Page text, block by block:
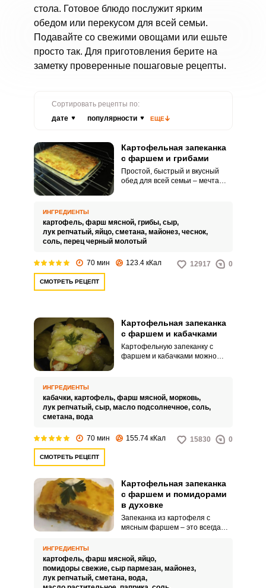
стола. Готовое блюдо послужит ярким
обедом или перекусом для всей семьи.
Подавайте со свежими овощами или ешьте
просто так. Для приготовления берите на
заметку проверенные пошаговые рецепты.
Сортировать рецепты по:
дате
популярности ЕЩЕ
Картофельная запеканка
с фаршем и грибами
Простой, быстрый и вкусный
обед для всей семьи – мечта
запеканки с фаршем и грибами.
ИНГРЕДИЕНТЫ
картофель, фарш мясной, грибы, сыр,
лук репчатый, яйцо, сметана, майонез, чеснок,
соль, перец черный молотый
70 мин 123.4 кКал 12917 0
СМОТРЕТЬ РЕЦЕПТ
Картофельная запеканка
с фаршем и кабачками
Картофельную запеканку с
фаршем и кабачками можно
сытным и подойдет для
семейного ужина.
ИНГРЕДИЕНТЫ
кабачки, картофель, фарш мясной, морковь,
лук репчатый, сыр, масло подсолнечное, соль,
сметана, вода
70 мин 155.74 кКал 15830 0
СМОТРЕТЬ РЕЦЕПТ
Картофельная запеканка
с фаршем и помидорами
в духовке
Запеканка из картофеля с
мясным фаршем – это всегда
ужин.
ИНГРЕДИЕНТЫ
картофель, фарш мясной, яйцо,
помидоры свежие, сыр пармезан, майонез,
лук репчатый, сметана, вода,